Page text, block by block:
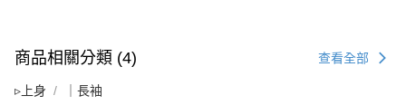
商品相關分類 (4) 查看全部
▹上身 ｜長袖